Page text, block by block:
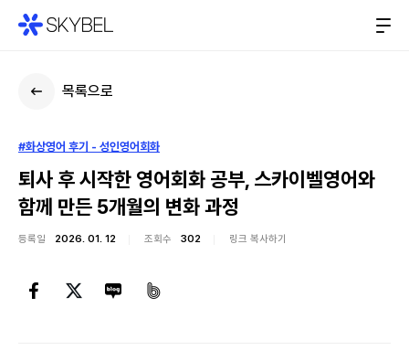
목록으로
#화상영어 후기 - 성인영어회화
퇴사 후 시작한 영어회화 공부, 스카이벨영어와
함께 만든 5개월의 변화 과정
등록일 2026. 01. 12 조회수 302 링크 복사하기